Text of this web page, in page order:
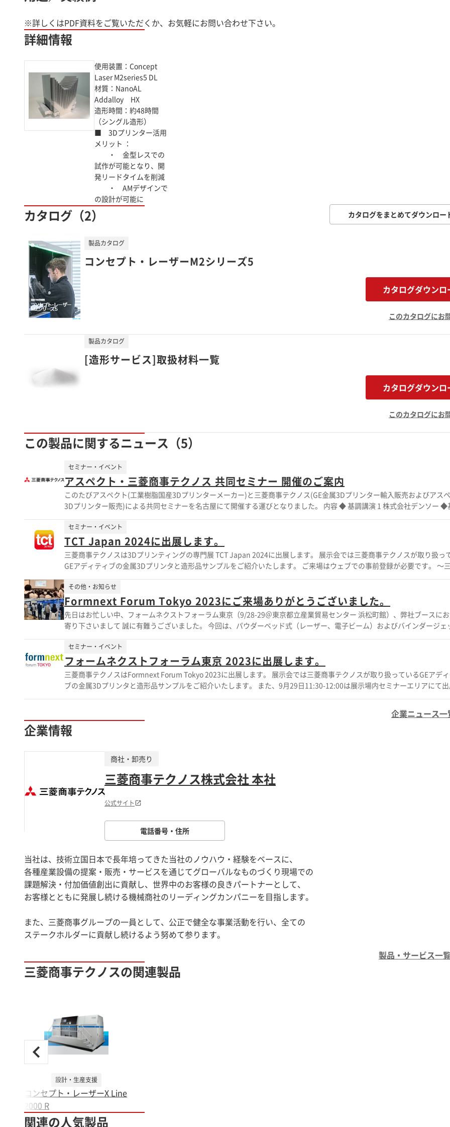
※詳しくはPDF資料をご覧いただくか、お気軽にお問い合わせ下さい。
詳細情報
使用装置：Concept
Laser M2series5 DL
材質：NanoAL
Addalloy HX
造形時間：約48時間
（シングル造形）
■ 3Dプリンター活用
メリット ：
・ 金型レスでの
試作が可能となり、開
発リードタイムを削減
・ AMデザインで
の設計が可能に
カタログ（2） カタログをまとめてダウンロー
コンセプト・レーザーM2シリーズ5
製品カタログ
カタログダウンロ
このカタログにお
[造形サービス]取扱材料一覧
製品カタログ
カタログダウンロ
このカタログにお
この製品に関するニュース（5）
アスペクト・三菱商事テクノス 共同セミナー 開催のご案内
セミナー・イベント
このたびアスペクト(工業樹脂国産3Dプリンターメーカー)と三菱商事テクノス(GE金属3Dプリンター輸入販売およびアス
3Dプリンター販売)による共同セミナーを名古屋にて開催する運びとなりました。 内容 ◆ 基調講演 1 株式会社デンソー ◆基調
の実用化への課題 パネラー：株式会社アイシン イントリックス株式会社 八十島プロシード株式会社 株式会社YOKOITO (
順) ◆アスペクト技術動向説明 (アスペクト) ◆GEコリブリウムアディティブ金属３Dプリンター技術動向説明 (三菱商事テ
ス) ◆材料メーカー4社のサンプル展示 ・アルケマ株式会社 ・ダイキン工業株式会社 ・東レ株式会社 ・ポリプラスチック
会社）
TCT Japan 2024に出展します。
セミナー・イベント
三菱商事テクノスは3Dプリンティングの専門展 TCT Japan 2024に出展します。 展示会では三菱商事テクノスが取り扱っている
GEアディティブの金属3Dプリンタと造形品サンプルをご紹介いたします。 ご来場はウェブでの事前登録が必要です。 ～三菱商
Formnext Forum Tokyo 2023にご来場ありがとうございました。
その他・お知らせ
先日はお忙しい中、フォームネクストフォーラム東京（9/28-29＠東京都立産業貿易センター 浜松町館）、弊社ブースに
寄り下さいまして 誠に有難うございました。 今回は、パウダーベッド式（レーザー、電子ビーム）およびバインダージェットの
ミナーも開催させて頂きましたが、 ２日間の中で最多の聴講者様にお越しいただき、用意した席では足りず立見の方が出
いました。 お座りになれなかった方、申し訳ございませんでした。 会場でお時間の足らなかった方、また、今回ご来場いただけ
なかった方々、 弊社のサービスについて是非関連リンクをご覧いただけたらと思います。 ご不明な点などございました際は、お
気軽にご連絡くださいませ。
フォームネクストフォーラム東京 2023に出展します。
セミナー・イベント
三菱商事テクノスはFormnext Forum Tokyo 2023に出展します。 展示会では三菱商事テクノスが取り扱っているGEアディティ
ブの金属3Dプリンタと造形品サンプルをご紹介いたします。 また、9月29日11:30-12:00は展示場内セミナーエリアにて
企業ニュース
企業情報
三菱商事テクノス株式会社 本社
商社・卸売り
公式サイト
電話番号・住所
当社は、技術立国日本で長年培ってきた当社のノウハウ・経験をベースに、
各種産業設備の提案・販売・サービスを通じてグローバルなものづくり現場での
課題解決・付加価値創出に貢献し、世界中のお客様の良きパートナーとして、
お客様とともに発展し続ける機械商社のリーディングカンパニーを目指します。
また、三菱商事グループの一員として、公正で健全な事業活動を行い、全ての
ステークホルダーに貢献し続けるよう努めて参ります。
製品・サービス一
三菱商事テクノスの関連製品
設計・生産支援
コンセプト・レーザーX Line
2000 R
関連の人気製品